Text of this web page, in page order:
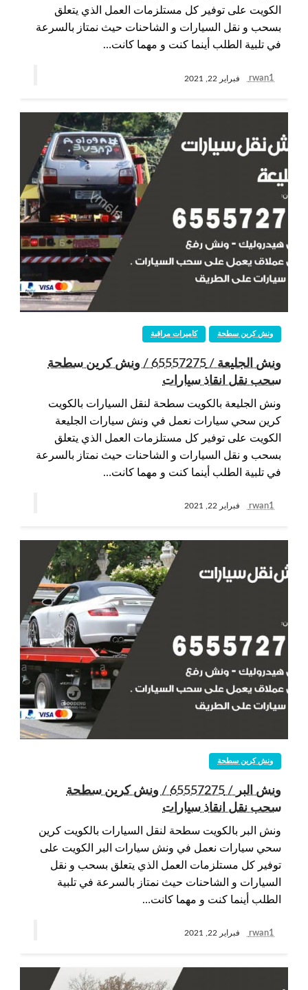
الكويت على توفير كل مستلزمات العمل الذي يتعلق
بسحب و نقل السيارات و الشاحنات حيث نمتاز بالسرعة
في تلبية الطلب أينما كنت و مهما كانت…
rwan1 فبراير 22, 2021
كاميرات مراقبة ونش كرين سطحة
ونش الجليعة / 65557275 / ونش كرين سطحة
سحب نقل انقاذ سيارات
ونش الجليعة بالكويت سطحة لنقل السيارات بالكويت
كرين سحي سيارات نعمل في ونش سيارات الجليعة
الكويت على توفير كل مستلزمات العمل الذي يتعلق
بسحب و نقل السيارات و الشاحنات حيث نمتاز بالسرعة
في تلبية الطلب أينما كنت و مهما كانت…
rwan1 فبراير 22, 2021
ونش كرين سطحة
ونش البر / 65557275 / ونش كرين سطحة
سحب نقل انقاذ سيارات
ونش البر بالكويت سطحة لنقل السيارات بالكويت كرين
سحي سيارات نعمل في ونش سيارات البر الكويت على
توفير كل مستلزمات العمل الذي يتعلق بسحب و نقل
السيارات و الشاحنات حيث نمتاز بالسرعة في تلبية
الطلب أينما كنت و مهما كانت…
rwan1 فبراير 22, 2021